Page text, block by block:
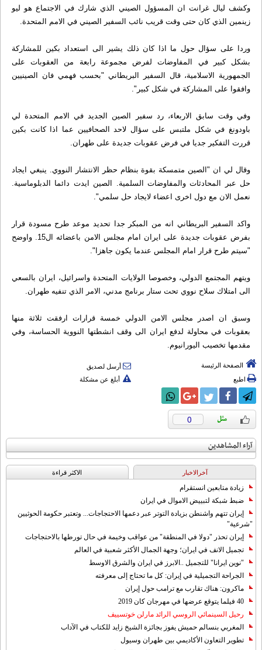
وكشف ليال غرانت ان المسؤول الصيني الذي شارك في الاجتماع هو ليو
زينمين الذي كان حتى وقت قريب نائب السفير الصيني في الامم المتحدة.
وردا على سؤال حول ما اذا كان ذلك يشير الى استعداد بكين للمشاركة
بشكل كبير في المفاوضات لفرض مجموعة رابعة من العقوبات على
الجمهورية الاسلامية، قال السفير البريطاني "بحسب فهمي فان الصينيين
وافقوا على المشاركة في شكل كبير".
وفي وقت سابق الاربعاء، رد سفير الصين الجديد في الامم المتحدة لي
باودونغ في شكل ملتبس على سؤال لاحد الصحافيين عما اذا كانت بكين
قررت التفكير جديا في فرض عقوبات جديدة على طهران.
وقال لي ان "الصين متمسكة بقوة بنظام حظر الانتشار النووي. ينبغي ايجاد
حل عبر المحادثات والمفاوضات السلمية. الصين ايدت دائما الدبلوماسية.
نعمل الان مع دول اخرى اعضاء لايجاد حل سلمي".
واكد السفير البريطاني انه من المبكر جدا تحديد موعد طرح مسودة قرار
بفرض عقوبات جديدة على ايران امام مجلس الامن باعضائه ال15. واوضح
"سيتم طرح قرار امام المجلس عندما يكون جاهزا".
ويتهم المجتمع الدولي، وخصوصا الولايات المتحدة واسرائيل، ايران بالسعي
الى امتلاك سلاح نووي تحت ستار برنامج مدني، الامر الذي تنفيه طهران.
وسبق ان اصدر مجلس الامن الدولي خمسة قرارات ارفقت ثلاثة منها
بعقوبات في محاولة لدفع ايران الى وقف انشطتها النووية الحساسة، وفي
مقدمها تخصيب اليورانيوم.
الصفحة الرئيسة
أرسل لصديق
اطبع
أبلغ عن مشكلة
0
آراء المشاهدين
آخرالاخبار الاکثر قراءة
زيادة متابعين انستقرام
ضبط شبكة لتبييض الاموال في ايران
إيران تتهم واشنطن بزيادة التوتر عبر دعمها الاحتجاجات... وتعتبر حكومة الحوثيين
"شرعية"
إيران تحذر "دولا في المنطقة" من عواقب وخيمة في حال تورطها بالاحتجاجات
تجميل الانف في ايران؛ وجهة الجمال الأكثر شعبية في العالم
"نوين ايرانا" للتجميل ..الابرز في ايران والشرق الاوسط
الجراحة التجميلية في إيران: كل ما تحتاج إلى معرفته
ماكرون: هناك تقارب مع ترامب حول إيران
40 فيلما يتوقع عرضها في مهرجان كان 2019
رحيل السينمائي الروسي الرائد مارلن خوتسييف
المغربي بنسالم حميش يفوز بجائزة الشيخ زايد للكتاب في الآداب
تطوير التعاون الأكاديمي بين طهران وسيول